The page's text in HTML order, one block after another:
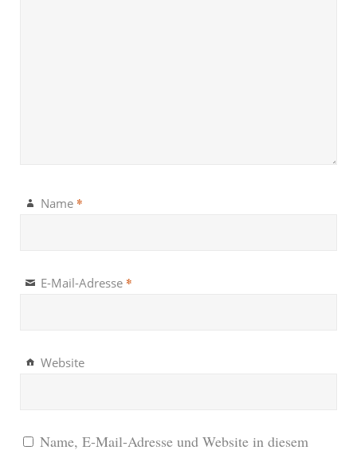
Name *
E-Mail-Adresse *
Website
Name, E-Mail-Adresse und Website in diesem